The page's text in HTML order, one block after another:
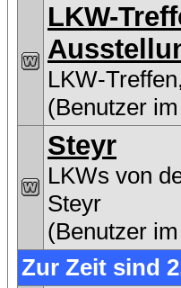
LKW-
LKW-
(Benutzer
Steyr
LKWs von
Steyr
(Benutzer
Zur Zeit sind